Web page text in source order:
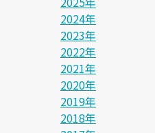
2024年
2023年
2022年
2021年
2020年
2019年
2018年